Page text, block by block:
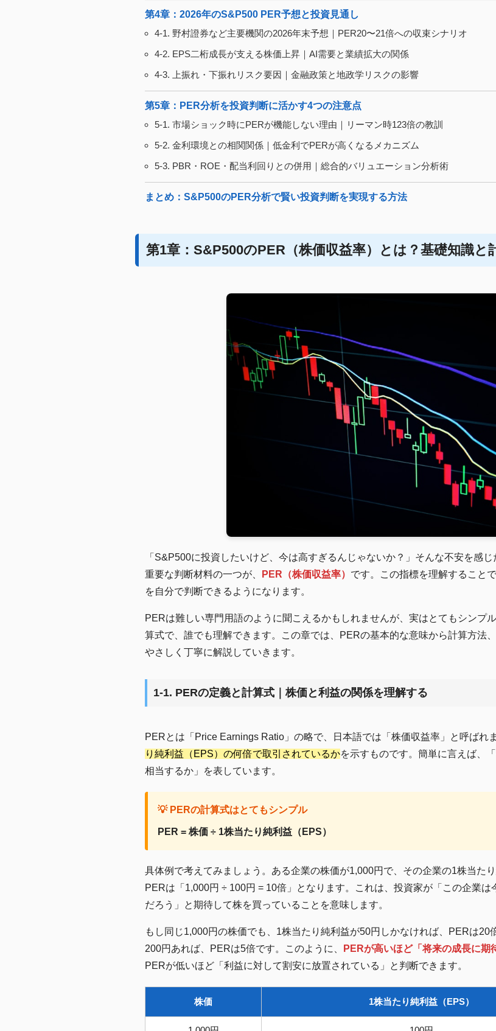
第4章：2026年のS&P500 PER予想と投資見通し
4-1. 野村證券など主要機関の2026年末予想｜PER20〜21倍への収束シナリオ
4-2. EPS二桁成長が支える株価上昇｜AI需要と業績拡大の関係
4-3. 上振れ・下振れリスク要因｜金融政策と地政学リスクの影響
第5章：PER分析を投資判断に活かす4つの注意点
5-1. 市場ショック時にPERが機能しない理由｜リーマン時123倍の教訓
5-2. 金利環境との相関関係｜低金利でPERが高くなるメカニズム
5-3. PBR・ROE・配当利回りとの併用｜総合的バリュエーション分析術
まとめ：S&P500のPER分析で賢い投資判断を実現する方法
第1章：S&P500のPER（株価収益率）とは？基礎知識と
「S&P500に投資したいけど、今は高すぎるんじゃないか？」そんな不安を感
重要な判断材料の一つが、
PER（株価収益率） です。この指標を理解すること
を自分で判断できるようになります。
PERは難しい専門用語のように聞こえるかもしれませんが、実はとてもシンプ
算式で、誰でも理解できます。この章では、PERの基本的な意味から計算方法
やさしく丁寧に解説していきます。
1-1. PERの定義と計算式｜株価と利益の関係を理解する
PERとは「Price Earnings Ratio」の略で、日本語では「株価収益率」と呼ばれ
り純利益（EPS）の何倍で取引されているかを示すものです。簡単に言えば、
相当するか」を表しています。
💡 PERの計算式はとてもシンプル
PER = 株価 ÷ 1株当たり純利益（EPS）
具体例で考えてみましょう。ある企業の株価が1,000円で、その企業の1株当た
PERは「1,000円 ÷ 100円 = 10倍」となります。これは、投資家が「この企業
だろう」と期待して株を買っていることを意味します。
もし同じ1,000円の株価でも、1株当たり純利益が50円しかなければ、PERは
200円あれば、PERは5倍です。このように、
PERが高いほど「将来の成長に期
PERが低いほど「利益に対して割安に放置されている」と判断できます。
株価 1株当たり純利益（EPS）